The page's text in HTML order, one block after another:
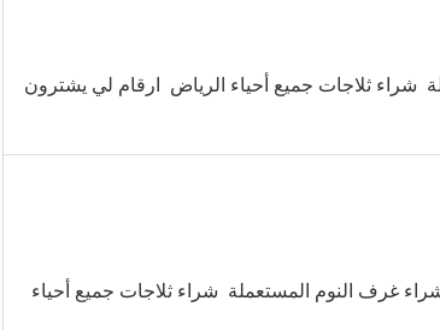
ثلاجات جميع أحياء الرياض ارقام لي يشترون
غرف النوم المستعملة شراء ثلاجات جميع أحياء